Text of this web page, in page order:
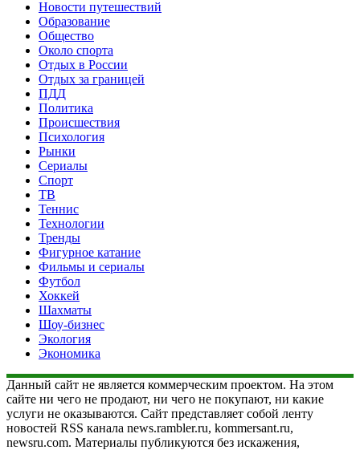
Новости путешествий
Образование
Общество
Около спорта
Отдых в России
Отдых за границей
ПДД
Политика
Происшествия
Психология
Рынки
Сериалы
Спорт
ТВ
Теннис
Технологии
Тренды
Фигурное катание
Фильмы и сериалы
Футбол
Хоккей
Шахматы
Шоу-бизнес
Экология
Экономика
Данный сайт не является коммерческим проектом. На этом
сайте ни чего не продают, ни чего не покупают, ни какие
услуги не оказываются. Сайт представляет собой ленту
новостей RSS канала news.rambler.ru, kommersant.ru,
newsru.com. Материалы публикуются без искажения,